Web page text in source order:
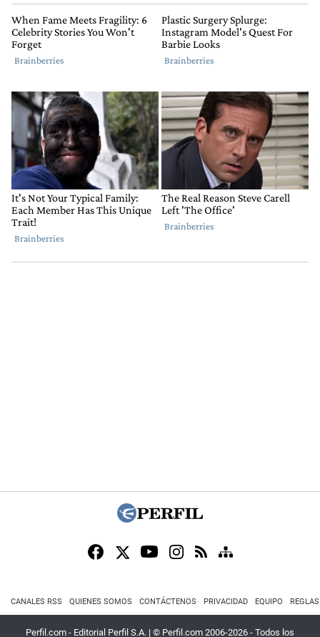
CANALES RSS QUIENES SOMOS CONTÁCTENOS PRIVACIDAD EQUIPO
Perfil.com - Editorial Perfil S.A. | © Perfil.com 2006-2026 - Todos los